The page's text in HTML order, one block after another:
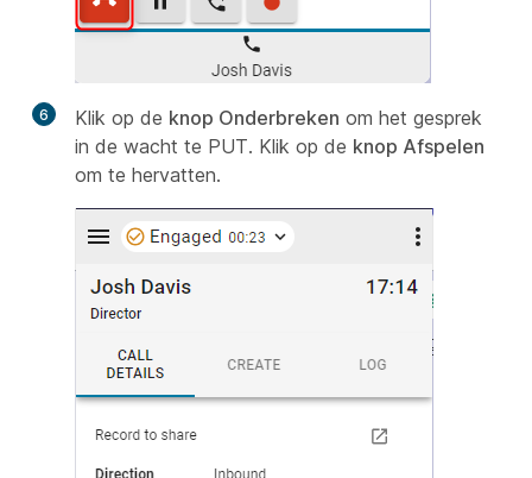
6 Klik op de knop Onderbreken om het gesprek
in de wacht te PUT. Klik op de knop Afspelen
om te hervatten.